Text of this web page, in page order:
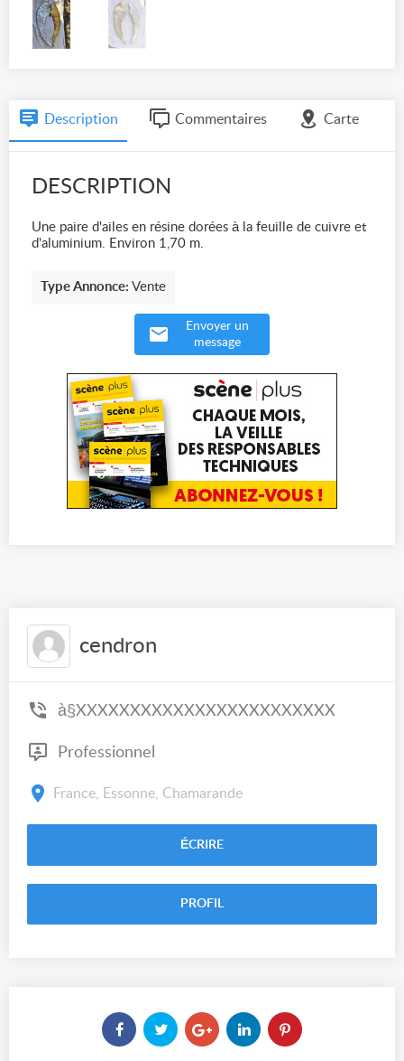
Description Commentaires Carte
DESCRIPTION
Une paire d'ailes en résine dorées à la feuille de cuivre et
d'aluminium. Environ 1,70 m.
Type Annonce: Vente
Envoyer un
message
cendron
à§XXXXXXXXXXXXXXXXXXXXXXXX
Professionnel
France, Essonne, Chamarande
ÉCRIRE
PROFIL